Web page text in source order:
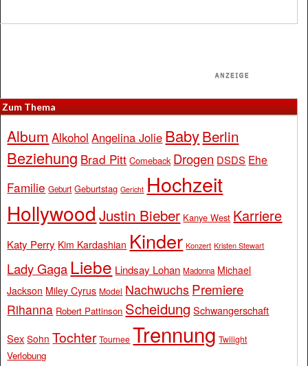
Zum Thema
Album Alkohol Angelina Jolie BabyBerlin
Beziehung Brad Pitt Comeback Drogen DSDS Ehe
Familie Geburt Geburtstag Gericht Hochzeit
Hollywood Justin Bieber Kanye West Karriere
Katy Perry Kim Kardashian Kinder Konzert Kristen Stewart
Lady Gaga Liebe Lindsay Lohan Madonna Michael
Jackson Miley Cyrus Model Nachwuchs Premiere
Rihanna Robert Pattinson Scheidung Schwangerschaft
Sex Sohn Tochter Tournee Trennung Twilight
Verlobung